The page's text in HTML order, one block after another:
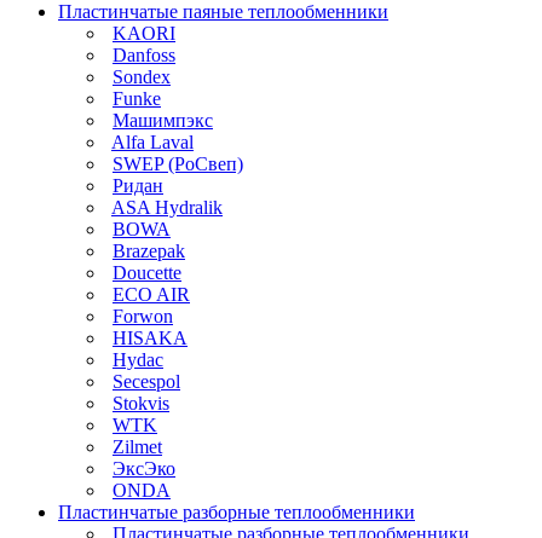
Пластинчатые паяные теплообменники
KAORI
Danfoss
Sondex
Funke
Машимпэкс
Alfa Laval
SWEP (РоСвеп)
Ридан
ASA Hydralik
BOWA
Brazepak
Doucette
ECO AIR
Forwon
HISAKA
Hydac
Secespol
Stokvis
WTK
Zilmet
ЭксЭко
ONDA
Пластинчатые разборные теплообменники
Пластинчатые разборные теплообменники